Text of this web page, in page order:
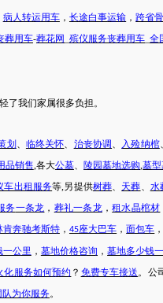
病人转运用车， 长途白事运输 ，跨省
葬用车-葬花网 殡仪服务丧葬用车 全
了我们家属很多负担。
划 临终关怀 治丧协调 入殓纳棺、
品销售 ,各大公墓、陵园墓地选购 ,墓
车出租服务等 ,另提供树葬 天葬 水
务一条龙 ， 葬礼一条龙，租水晶棺材
肯奔驰考斯特， 45座大巴车 ，面包车
一公里 ， 墓地价格咨询 ，墓地多少钱
化服务如何预约 ？ 免费专车接送 。公
队为你服务。